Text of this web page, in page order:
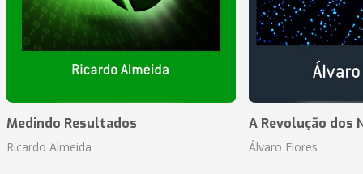
Medindo Resultados
Ricardo Almeida
A Revolução dos
Álvaro Flores